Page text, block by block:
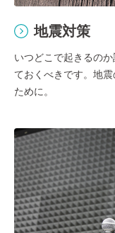
地震対策
いつどこで起きるの
ておくべきです。地
ために。